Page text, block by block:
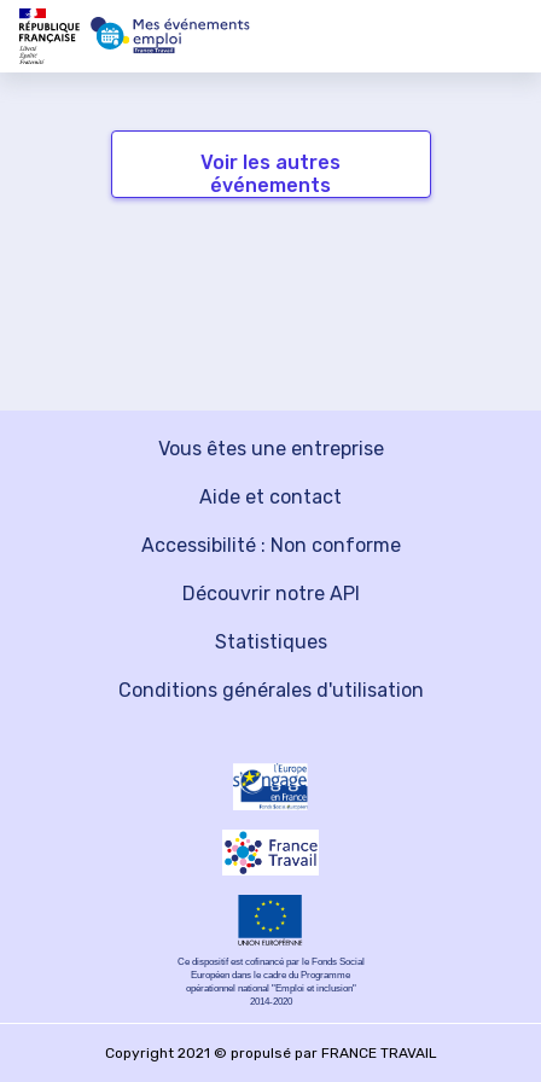
Voir les autres
événements
Vous êtes une entreprise
Découvrir notre API
Aide et contact
Statistiques
Accessibilité : Non conforme
Conditions générales d'utilisation
Ce dispositif est cofinancé par le Fonds Social
Européen dans le cadre du Programme
opérationnel national "Emploi et inclusion"
2014-2020
Copyright 2021 © propulsé par FRANCE TRAVAIL